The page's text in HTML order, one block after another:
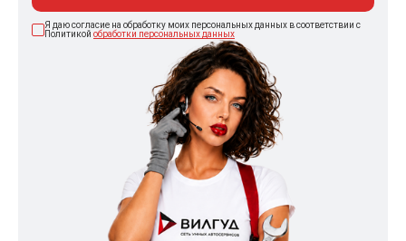
Я даю согласие на обработку моих персональных данных в соответствии с
Политикой обработки персональных данных